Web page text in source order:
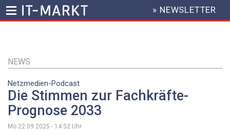
Inhalt
HEADER
MENU
» NEWSLETTER
NEWS
Netzmedien-Podcast
Die Stimmen zur Fachkräfte-
Prognose 2033
Mo 22.09.2025 - 14:52 Uhr